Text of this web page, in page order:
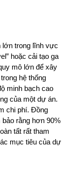
lớn trong lĩnh vực
hoặc cải tạo ga
mô lớn để xây
hệ thống
minh bạch cao
của một dự án.
chi phí. Đồng
rằng hơn 90%
tất rất tham
mục tiêu của dự